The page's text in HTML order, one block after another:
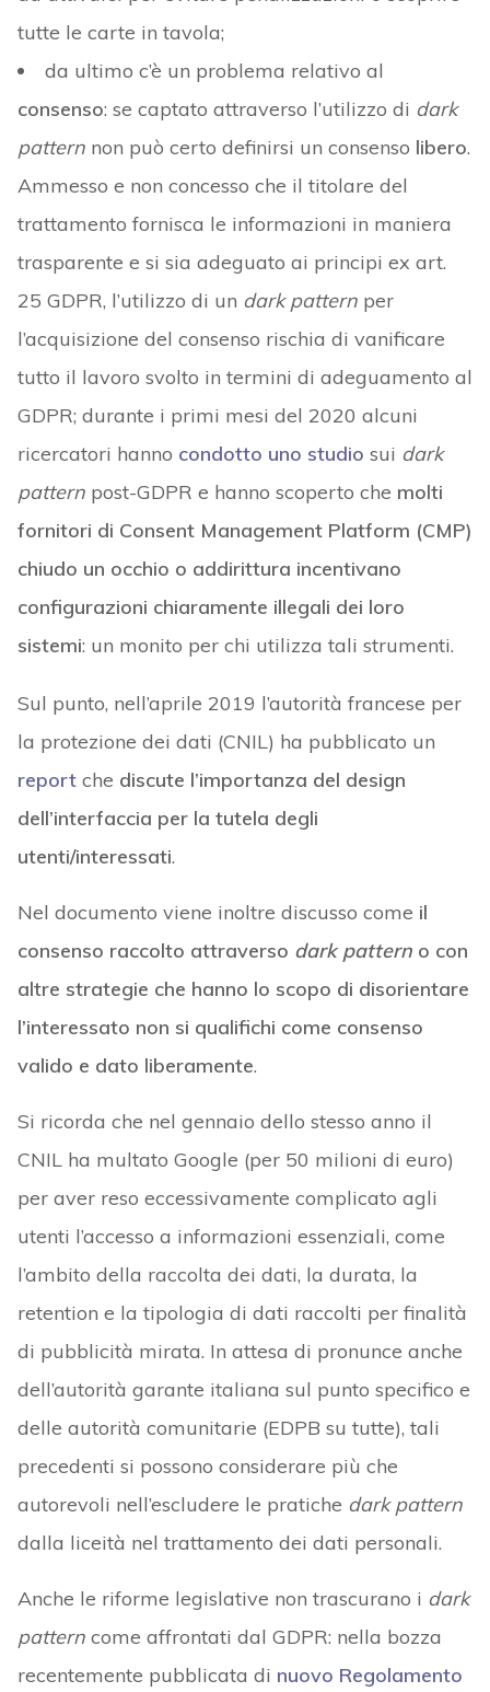
tutte le carte in tavola;
da ultimo c’è un problema relativo al
consenso: se captato attraverso l’utilizzo di dark
patternnon può certo definirsi un consenso libero.
Ammesso e non concesso che il titolare del
trattamento fornisca le informazioni in maniera
trasparente e si sia adeguato ai principi ex art.
25 GDPR, l’utilizzo di un dark patternper
l’acquisizione del consenso rischia di vanificare
tutto il lavoro svolto in termini di adeguamento al
GDPR; durante i primi mesi del 2020 alcuni
ricercatori hanno condotto uno studio sui dark
patternpost-GDPR e hanno scoperto che molti
fornitori di Consent Management Platform (CMP)
chiudo un occhio o addirittura incentivano
configurazioni chiaramente illegali dei loro
sistemi: un monito per chi utilizza tali strumenti.
Sul punto, nell’aprile 2019 l’autorità francese per
la protezione dei dati (CNIL) ha pubblicato un
reportche discute l’importanza del design
dell’interfaccia per la tutela degli
utenti/interessati.
Nel documento viene inoltre discusso come il
consenso raccolto attraverso dark patterno con
altre strategie che hanno lo scopo di disorientare
l’interessato non si qualifichi come consenso
valido e dato liberamente.
Si ricorda che nel gennaio dello stesso anno il
CNIL ha multato Google (per 50 milioni di euro)
per aver reso eccessivamente complicato agli
utenti l’accesso a informazioni essenziali, come
l’ambito della raccolta dei dati, la durata, la
retention e la tipologia di dati raccolti per finalità
di pubblicità mirata. In attesa di pronunce anche
dell’autorità garante italiana sul punto specifico e
delle autorità comunitarie (EDPB su tutte), tali
precedenti si possono considerare più che
autorevoli nell’escludere le pratiche dark pattern
dalla liceità nel trattamento dei dati personali.
Anche le riforme legislative non trascurano i dark
patterncome affrontati dal GDPR: nella bozza
recentemente pubblicata di nuovo Regolamento